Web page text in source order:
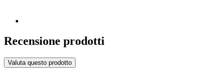
Recensione prodotti
Valuta questo prodotto